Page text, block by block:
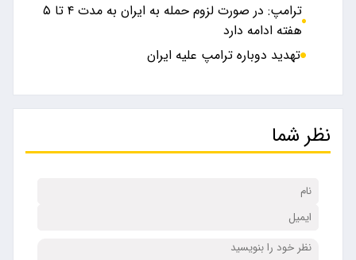
ترامپ: در صورت لزوم حمله به ایران به مدت ۴ تا ۵
هفته ادامه دارد
تهدید دوباره ترامپ علیه ایران
نظر شما